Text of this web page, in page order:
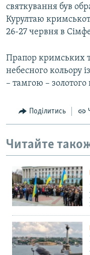
святкування був
Курултаю
26-27 червня в
Прапор кримських
небесного кольору
– тамгою – золотого
Поділитись
Читайте